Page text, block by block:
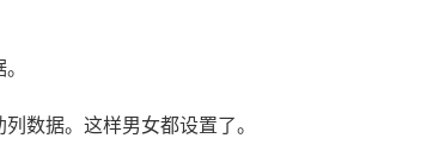
数据。这样男女都设置了。